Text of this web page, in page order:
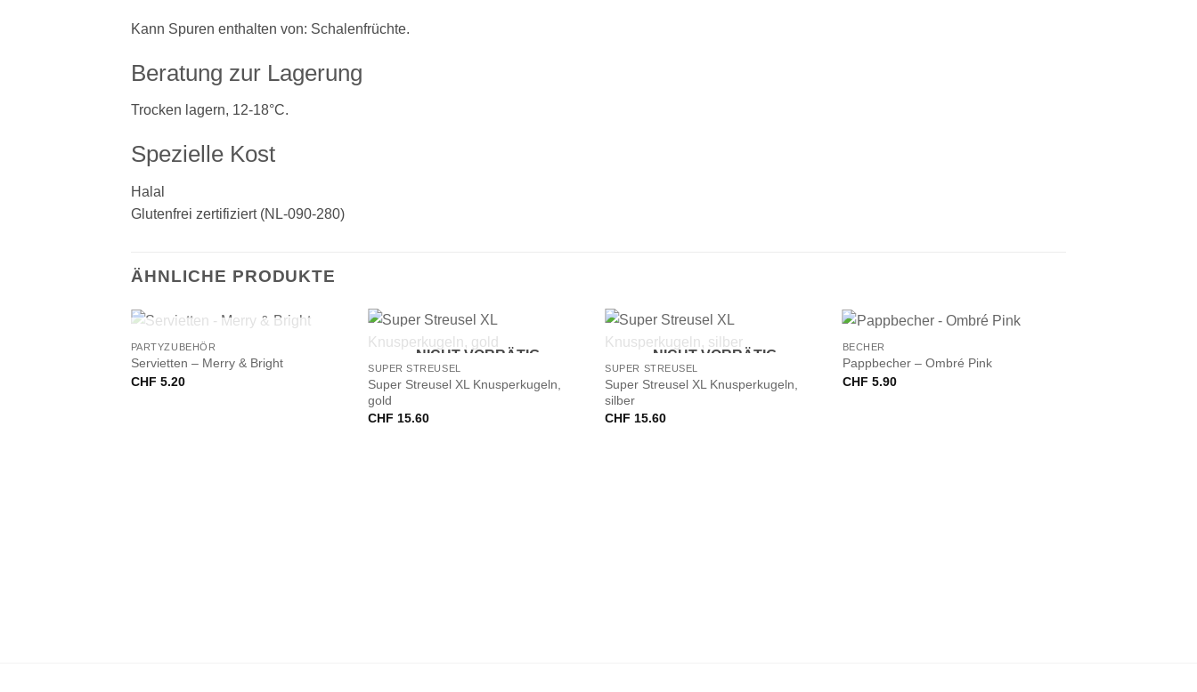
Kann Spuren enthalten von: Schalenfrüchte.
Beratung zur Lagerung
Trocken lagern, 12-18°C.
Spezielle Kost
Halal
Glutenfrei zertifiziert (NL-090-280)
ÄHNLICHE PRODUKTE
+
NICHT VORRÄTIG
PARTYZUBEHÖR
Servietten – Merry & Bright
CHF 5.20
NICHT VORRÄTIG
SUPER STREUSEL
Super Streusel XL Knusperkugeln,
gold
CHF 15.60
NICHT VORRÄTIG
SUPER STREUSEL
Super Streusel XL Knusperkugeln,
silber
CHF 15.60
+
BECHER
Pappbecher – Ombré Pink
CHF 5.90